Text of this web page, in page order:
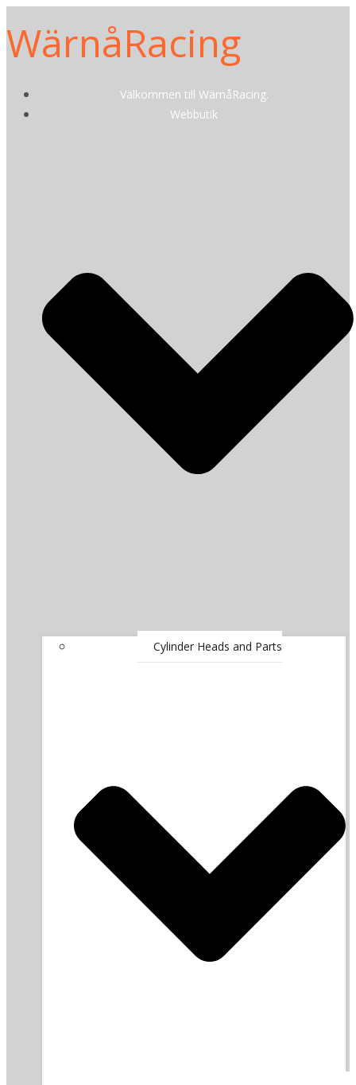
WärnåRacing
Välkommen till WärnåRacing.
Webbutik
Cylinder Heads and Parts